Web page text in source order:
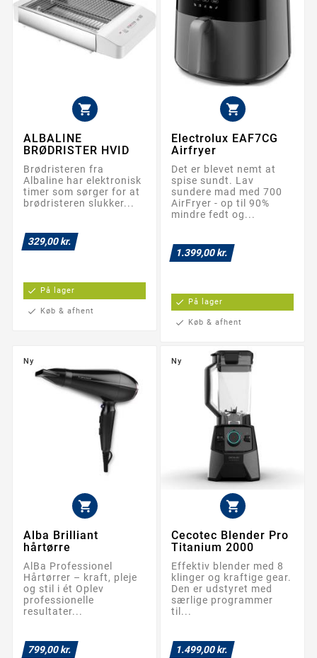

ALBALINE
BRØDRISTER HVID
Brødristeren fra
Albaline har elektronisk
timer som sørger for at
brødristeren slukker...
329,00 kr.
check På lager
check Køb & afhent

Electrolux EAF7CG
Airfryer
Det er blevet nemt at
spise sundt. Lav
sundere mad med 700
AirFryer - op til 90%
mindre fedt og...
1.399,00 kr.
check På lager
check Køb & afhent
Ny

Alba Brilliant
hårtørre
AlBa Professionel
Hårtørrer – kraft, pleje
og stil i ét Oplev
professionelle
resultater...
799,00 kr.
Ny

Cecotec Blender Pro
Titanium 2000
Effektiv blender med 8
klinger og kraftige gear.
Den er udstyret med
særlige programmer
til...
1.499,00 kr.